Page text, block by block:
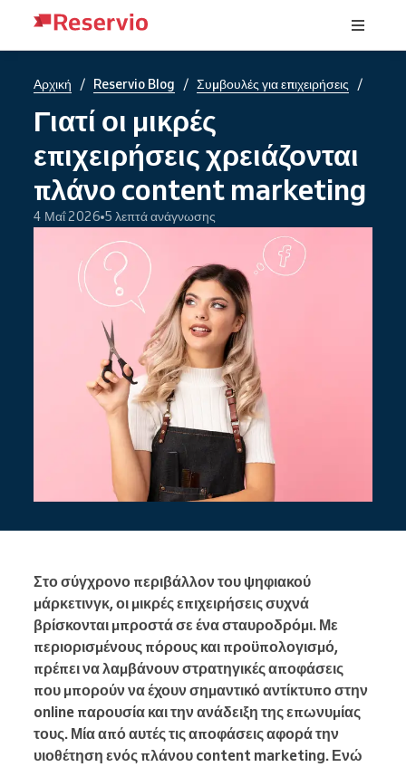
Αρχική / Reservio Blog / Συμβουλές για επιχειρήσεις /
Γιατί οι μικρές
επιχειρήσεις χρειάζονται
πλάνο content marketing
4 Μαΐ 2026 5 λεπτά ανάγνωσης
Στο σύγχρονο περιβάλλον του ψηφιακού
μάρκετινγκ, οι μικρές επιχειρήσεις συχνά
βρίσκονται μπροστά σε ένα σταυροδρόμι. Με
περιορισμένους πόρους και προϋπολογισμό,
πρέπει να λαμβάνουν στρατηγικές αποφάσεις
που μπορούν να έχουν σημαντικό αντίκτυπο στην
online παρουσία και την ανάδειξη της επωνυμίας
τους. Μία από αυτές τις αποφάσεις αφορά την
υιοθέτηση ενός πλάνου content marketing. Ενώ